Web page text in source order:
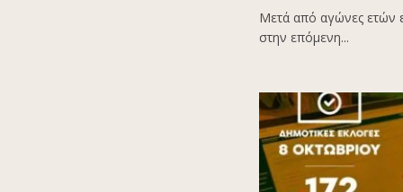
Μετά από αγώνες ετών
στην επόμενη...